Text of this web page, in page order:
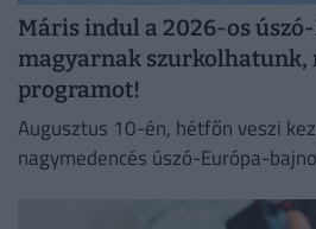
Máris indul a 2026-os
magyarnak szurkolhatunk,
programot!
Augusztus 10-én, hétfőn veszi
nagymedencés úszó-Európa-
jelen a medencés számokban.